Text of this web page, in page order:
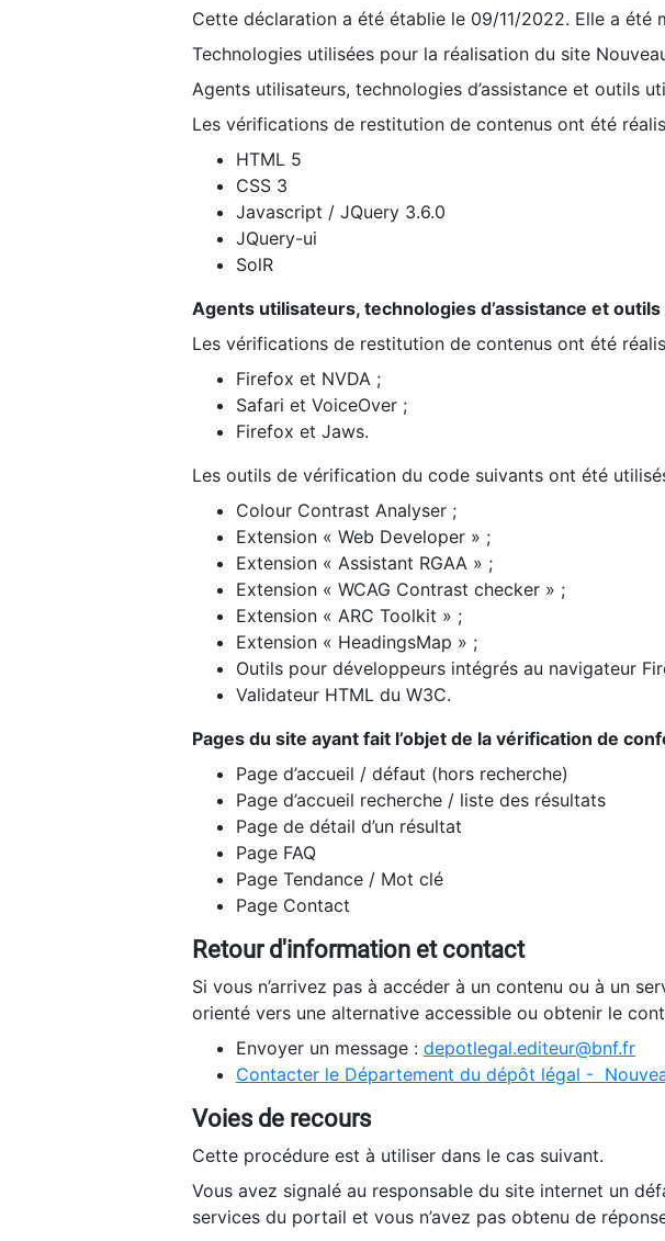
Cette déclaration a été établie le 09/11/2022. Elle a été
Technologies utilisées pour la réalisation du site
Agents utilisateurs, technologies d’assistance et outils
Les vérifications de restitution de contenus ont été
HTML 5
CSS 3
Javascript / JQuery 3.6.0
JQuery-ui
SolR
Agents utilisateurs, technologies d’assistance et
Les vérifications de restitution de contenus ont été
Firefox et NVDA ;
Safari et VoiceOver ;
Firefox et Jaws.
Les outils de vérification du code suivants ont été
Colour Contrast Analyser ;
Extension « Web Developer » ;
Extension « Assistant RGAA » ;
Extension « WCAG Contrast checker » ;
Extension « ARC Toolkit » ;
Extension « HeadingsMap » ;
Outils pour développeurs intégrés au navigateur
Validateur HTML du W3C.
Pages du site ayant fait l’objet de la vérification de
Page d’accueil / défaut (hors recherche)
Page d’accueil recherche / liste des résultats
Page de détail d’un résultat
Page FAQ
Page Tendance / Mot clé
Page Contact
Retour d'information et contact
Si vous n’arrivez pas à accéder à un contenu ou à un
orienté vers une alternative accessible ou obtenir le
Envoyer un message : depotlegal.editeur@bnf.fr
Contacter le Département du dépôt légal -
Voies de recours
Cette procédure est à utiliser dans le cas suivant.
Vous avez signalé au responsable du site internet un
services du portail et vous n’avez pas obtenu de